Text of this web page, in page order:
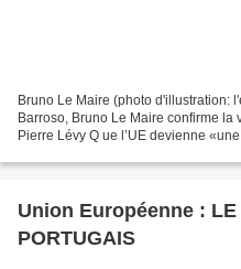
Bruno Le Maire (photo d'illustration:
Barroso, Bruno Le Maire confirme
Pierre Lévy Q ue l’UE devienne
Union Européenne : LE
PORTUGAIS